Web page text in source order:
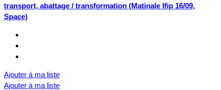
transport, abattage / transformation (Matinale Ifip 16/09,
Space)
Ajouter à ma liste
Ajouter à ma liste